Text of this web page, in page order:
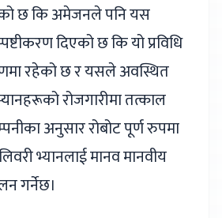
छ कि अमेजनले पनि यस
दिएको छ कि यो प्रविधि
रहेको छ र यसले अवस्थित
रोजगारीमा तत्काल
अनुसार रोबोट पूर्ण रुपमा
भ्यानलाई मानव मानवीय
गर्नेछ।